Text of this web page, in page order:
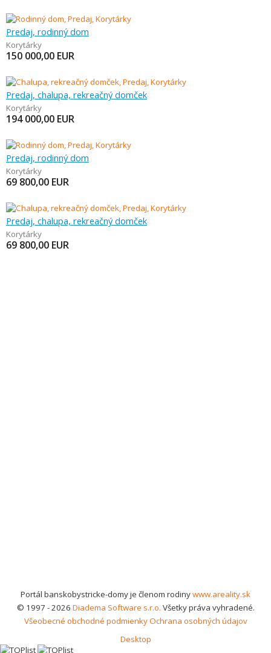
Predaj, rodinný dom
Korytárky
150 000,00 EUR
Predaj, chalupa, rekreačný domček
Korytárky
194 000,00 EUR
Predaj, rodinný dom
Korytárky
69 800,00 EUR
Predaj, chalupa, rekreačný domček
Korytárky
69 800,00 EUR
Portál banskobystricke-domy je členom rodinywww.areality.sk
© 1997 - 2026 Diadema Software s.r.o. Všetky práva vyhradené.
Všeobecné obchodné podmienkyOchrana osobných údajov
Desktop